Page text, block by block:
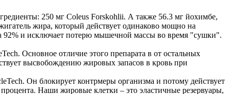
250 мг Coleus Forskohlii. А также 56.3 мг йохимбе,
жира, который действует одинаково мощно на
92% и исключает потерю мышечной массы во время "сушки".
Основное отличие этого препарата в от остальных
высвобождению жировых запасов в кровь при
Он блокирует контрмеры организма и потому действует
Наши жировые клетки – это эластичные резервуары,